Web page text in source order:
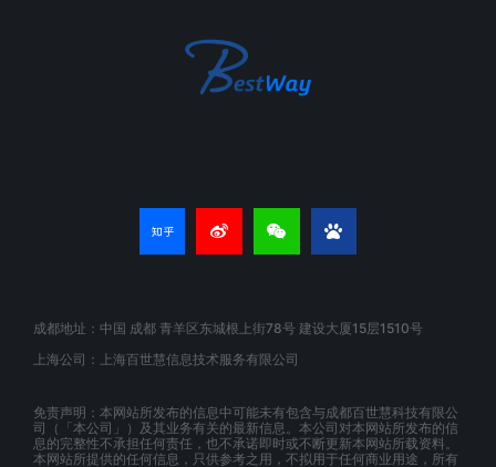
成都地址：中国 成都 青羊区东城根上街78号 建设大厦15层1510号
上海公司：上海百世慧信息技术服务有限公司
免责声明：本网站所发布的信息中可能未有包含与成都百世慧科技有限公
司（「本公司」）及其业务有关的最新信息。本公司对本网站所发布的信
息的完整性不承担任何责任，也不承诺即时或不断更新本网站所载资料。
本网站所提供的任何信息，只供参考之用，不拟用于任何商业用途，所有